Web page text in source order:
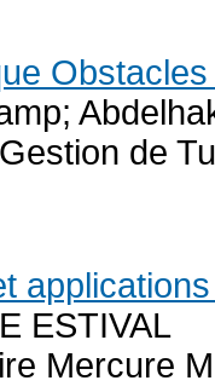
de
ESTIVAL
Mercure